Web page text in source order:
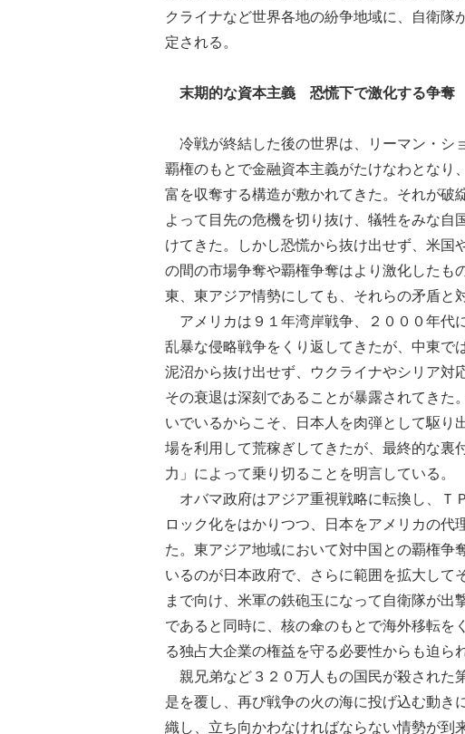
クライナなど世界各地の紛争地域に、自衛
定される。
末期的な資本主義 恐慌下で激化する争奪
冷戦が終結した後の世界は、リーマン・シ
覇権のもとで金融資本主義がたけなわとなり
富を収奪する構造が敷かれてきた。それが破
よって目先の危機を切り抜け、犠牲をみな
けてきた。しかし恐慌から抜け出せず、米国
の間の市場争奪や覇権争奪はより激化したも
東、東アジア情勢にしても、それらの矛盾と
アメリカは９１年湾岸戦争、２０００年代
乱暴な侵略戦争をくり返してきたが、中東で
泥沼から抜け出せず、ウクライナやシリア対
その衰退は深刻であることが暴露されてきた
いでいるからこそ、日本人を肉弾として駆り
場を利用して荒稼ぎしてきたが、最終的な裏
力」によって乗り切ることを明言している。
オバマ政府はアジア重視戦略に転換し、Ｔ
ロック化をはかりつつ、日本をアメリカの代
た。東アジア地域において対中国との覇権争
いるのが日本政府で、さらに範囲を拡大して
まで向け、米軍の鉄砲玉になって自衛隊が
であると同時に、核の傘のもとで海外移転を
る独占大企業の権益を守る必要性からも迫ら
親兄弟など３２０万人もの国民が殺された
是を覆し、再び戦争の火の海に投げ込む動き
織し、立ち向かわなければならない情勢が到